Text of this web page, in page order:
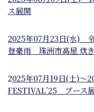
ス展開
2025年07月23日(水)
登豪雨 珠洲市高屋 炊
2025年07月19日(土)～
FESTIVAL’25 ブース